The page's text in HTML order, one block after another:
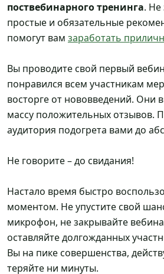
поствебинарного тренинга. Не
простые и обязательные
помогут вам заработать
Вы проводите свой первый
понравился всем участникам
восторге от нововведений. Они
массу положительных отзывов.
аудитория подогрета вами до
Не говорите – до свидания!
Настало время быстро
моментом. Не упустите свой
микрофон, не закрывайте
оставляйте долгожданных
Вы на пике совершенства,
теряйте ни минуты.